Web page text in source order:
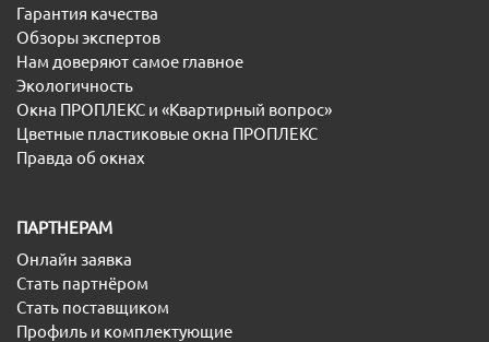
Гарантия качества
Обзоры экспертов
Нам доверяют самое главное
Экологичность
Окна ПРОПЛЕКС и «Квартирный вопрос»
Цветные пластиковые окна ПРОПЛЕКС
Правда об окнах
ПАРТНЕРАМ
Онлайн заявка
Стать партнёром
Стать поставщиком
Профиль и комплектующие